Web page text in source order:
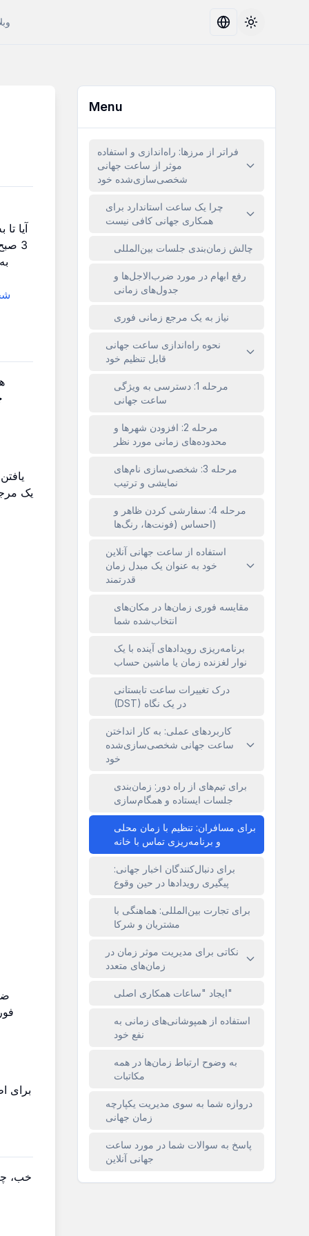
Toggle
آیا
3 صبح بوده است؟
یک
برای
خب،
Menu
فراتر از مرزها: راه‌اندازی و استفاده
موثر از ساعت جهانی
شخصی‌سازی‌شده خود
چرا یک ساعت استاندارد برای
همکاری جهانی کافی نیست
چالش زمان‌بندی جلسات بین‌المللی
رفع ابهام در مورد ضرب‌الاجل‌ها و
جدول‌های زمانی
نیاز به یک مرجع زمانی فوری
نحوه راه‌اندازی ساعت جهانی
قابل تنظیم خود
مرحله 1: دسترسی به ویژگی
ساعت جهانی
مرحله 2: افزودن شهرها و
محدوده‌های زمانی مورد نظر
مرحله 3: شخصی‌سازی نام‌های
نمایشی و ترتیب
مرحله 4: سفارشی کردن ظاهر و
احساس (فونت‌ها، رنگ‌ها)
استفاده از ساعت جهانی آنلاین
خود به عنوان یک مبدل زمان
قدرتمند
مقایسه فوری زمان‌ها در مکان‌های
انتخاب‌شده شما
برنامه‌ریزی رویدادهای آینده با یک
نوار لغزنده زمان یا ماشین حساب
درک تغییرات ساعت تابستانی
(DST) در یک نگاه
کاربردهای عملی: به کار انداختن
ساعت جهانی شخصی‌سازی‌شده
خود
برای تیم‌های از راه دور: زمان‌بندی
جلسات ایستاده و همگام‌سازی
برای مسافران: تنظیم با زمان محلی
و برنامه‌ریزی تماس با خانه
برای دنبال‌کنندگان اخبار جهانی:
پیگیری رویدادها در حین وقوع
برای تجارت بین‌المللی: هماهنگی با
مشتریان و شرکا
نکاتی برای مدیریت موثر زمان در
زمان‌های متعدد
ایجاد "ساعات همکاری اصلی"
استفاده از همپوشانی‌های زمانی به
نفع خود
به وضوح ارتباط زمان‌ها در همه
مکاتبات
دروازه شما به سوی مدیریت یکپارچه
زمان جهانی
پاسخ به سوالات شما در مورد ساعت
جهانی آنلاین